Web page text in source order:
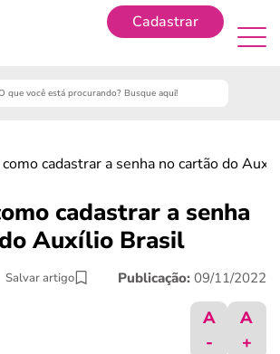
Cadastrar
cadastrar a senha no cartão do
cadastrar a senha
Auxílio Brasil
Salvar artigo Publicação: 09/11/2022
A
-
A
+